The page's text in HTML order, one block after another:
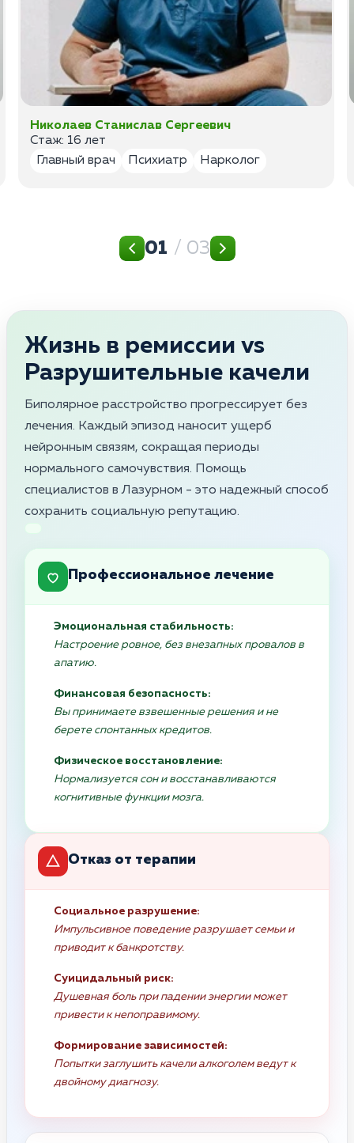
Николаев Станислав Сергеевич
Стаж: 16 лет
Главный врач
Психиатр Нарколог
01 / 03
Жизнь в ремиссии vs
Разрушительные качели
Биполярное расстройство прогрессирует без
лечения. Каждый эпизод наносит ущерб
нейронным связям, сокращая периоды
нормального самочувствия. Помощь
специалистов в Лазурном - это надежный способ
сохранить социальную репутацию.
Профессиональное лечение
Эмоциональная стабильность:
Настроение ровное, без внезапных провалов в
апатию.
Финансовая безопасность:
Вы принимаете взвешенные решения и не
берете спонтанных кредитов.
Физическое восстановление:
Нормализуется сон и восстанавливаются
когнитивные функции мозга.
Отказ от терапии
Социальное разрушение:
Импульсивное поведение разрушает семьи и
приводит к банкротству.
Суицидальный риск:
Душевная боль при падении энергии может
привести к непоправимому.
Формирование зависимостей:
Попытки заглушить качели алкоголем ведут к
двойному диагнозу.